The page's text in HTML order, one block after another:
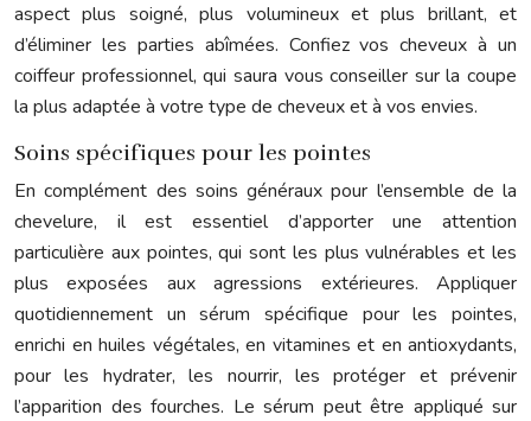
aspect plus soigné, plus volumineux et plus brillant, et
d’éliminer les parties abîmées. Confiez vos cheveux à un
coiffeur professionnel, qui saura vous conseiller sur la coupe
la plus adaptée à votre type de cheveux et à vos envies.
Soins spécifiques pour les pointes
En complément des soins généraux pour l’ensemble de la
chevelure, il est essentiel d’apporter une attention
particulière aux pointes, qui sont les plus vulnérables et les
plus exposées aux agressions extérieures. Appliquer
quotidiennement un sérum spécifique pour les pointes,
enrichi en huiles végétales, en vitamines et en antioxydants,
pour les hydrater, les nourrir, les protéger et prévenir
l’apparition des fourches. Le sérum peut être appliqué sur